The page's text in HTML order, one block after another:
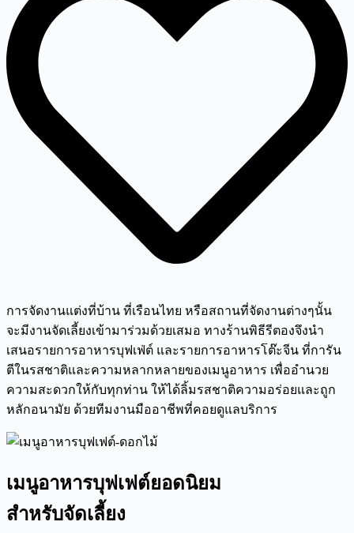
การจัดงานแต่งที่บ้าน ที่เรือนไทย หรือสถานที่จัดงานต่างๆนั้น
จะมีงานจัดเลี้ยงเข้ามาร่วมด้วยเสมอ ทางร้านพิธีรีตองจึงนำ
เสนอรายการอาหารบุฟเฟ่ต์ และรายการอาหารโต๊ะจีน ที่การัน
ตีในรสชาติและความหลากหลายของเมนูอาหาร เพื่ออำนวย
ความสะดวกให้กับทุกท่าน ให้ได้ลิ้มรสชาติความอร่อยและถูก
หลักอนามัย ด้วยทีมงานมืออาชีพที่คอยดูแลบริการ
เมนูอาหารบุฟเฟต์ยอดนิยม
สำหรับจัดเลี้ยง